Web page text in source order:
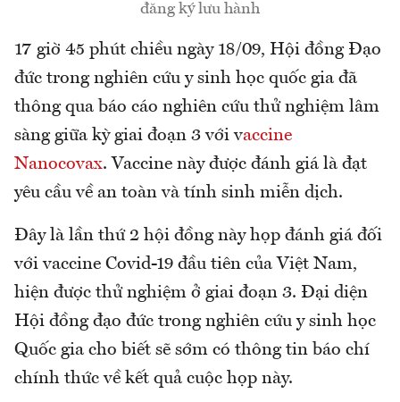
đăng ký lưu hành
17 giờ 45 phút chiều ngày 18/09, Hội đồng Đạo
đức trong nghiên cứu y sinh học quốc gia đã
thông qua báo cáo nghiên cứu thử nghiệm lâm
sàng giữa kỳ giai đoạn 3 với vaccine
Nanocovax. Vaccine này được đánh giá là đạt
yêu cầu về an toàn và tính sinh miễn dịch.
Đây là lần thứ 2 hội đồng này họp đánh giá đối
với vaccine Covid-19 đầu tiên của Việt Nam,
hiện được thử nghiệm ở giai đoạn 3. Đại diện
Hội đồng đạo đức trong nghiên cứu y sinh học
Quốc gia cho biết sẽ sớm có thông tin báo chí
chính thức về kết quả cuộc họp này.